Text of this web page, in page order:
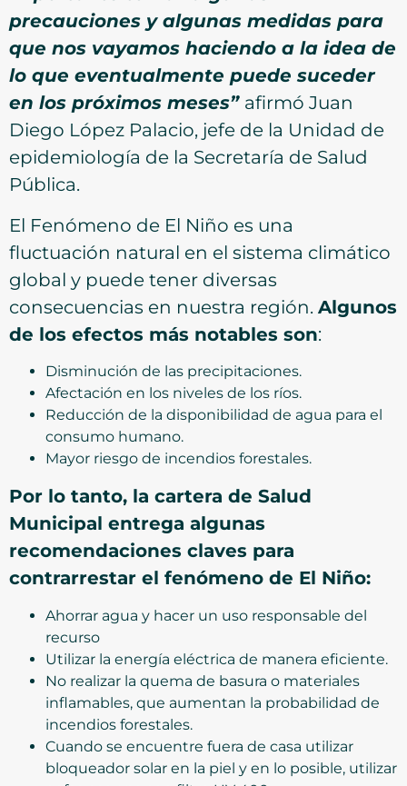
precauciones y algunas medidas para
que nos vayamos haciendo a la idea de
lo que eventualmente puede suceder
en los próximos meses” afirmó Juan
Diego López Palacio, jefe de la Unidad de
epidemiología de la Secretaría de Salud
Pública.
El Fenómeno de El Niño es una
fluctuación natural en el sistema climático
global y puede tener diversas
consecuencias en nuestra región. Algunos
de los efectos más notables son:
Disminución de las precipitaciones.
Afectación en los niveles de los ríos.
Reducción de la disponibilidad de agua para el
consumo humano.
Mayor riesgo de incendios forestales.
Por lo tanto, la cartera de Salud
Municipal entrega algunas
recomendaciones claves para
contrarrestar el fenómeno de El Niño:
Ahorrar agua y hacer un uso responsable del
recurso
Utilizar la energía eléctrica de manera eficiente.
No realizar la quema de basura o materiales
inflamables, que aumentan la probabilidad de
incendios forestales.
Cuando se encuentre fuera de casa utilizar
bloqueador solar en la piel y en lo posible, utilizar